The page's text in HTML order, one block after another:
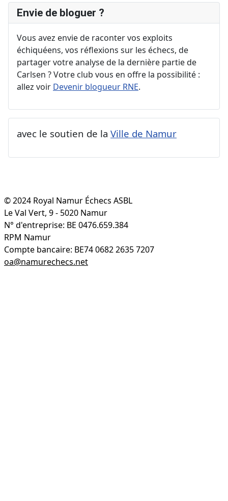
Envie de bloguer ?
Vous avez envie de raconter vos exploits
échiquéens, vos réflexions sur les échecs, de
partager votre analyse de la dernière partie de
Carlsen ? Votre club vous en offre la possibilité :
allez voir Devenir blogueur RNE.
avec le soutien de la Ville de Namur
© 2024 Royal Namur Échecs ASBL
Le Val Vert, 9 - 5020 Namur
N° d'entreprise: BE 0476.659.384
RPM Namur
Compte bancaire: BE74 0682 2635 7207
oa@namurechecs.net